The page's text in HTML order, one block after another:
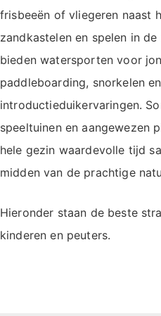
frisbeeën of vliegeren naast
zandkastelen en spelen in
bieden watersporten voor
paddleboarding, snorkelen
introductieduikervaringen.
speeltuinen en aangewezen
hele gezin waardevolle tijd
midden van de prachtige
Hieronder staan de beste
kinderen en peuters.